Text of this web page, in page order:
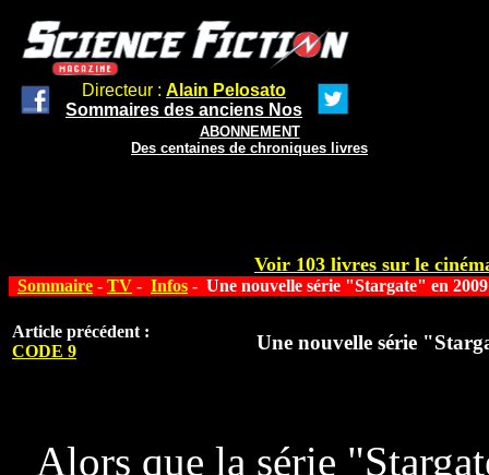
Directeur : Alain Pelosato
Sommaires des anciens Nos
ABONNEMENT
Des centaines de chroniques livres
Voir 103 livres sur le
Sommaire - TV - Infos - Une nouvelle série "Stargate" en 2009
Article précédent :
CODE 9
Une nouvelle série
Alors que la série